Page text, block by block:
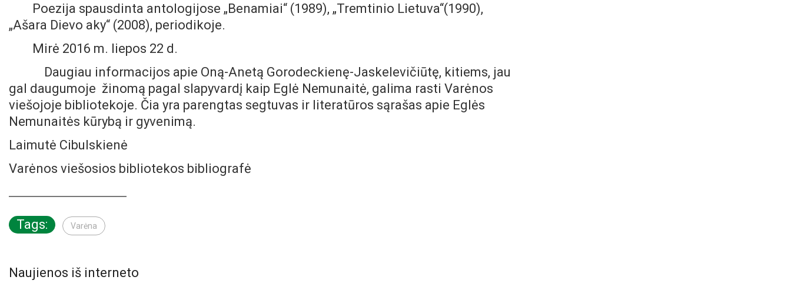
Poezija spausdinta antologijose „Benamiai“ (1989), „Tremtinio Lietuva“(1990),
„Ašara Dievo aky“ (2008), periodikoje.
Mirė 2016 m. liepos 22 d.
Daugiau informacijos apie Oną-Anetą Gorodeckienę-Jaskelevičiūtę, kitiems, jau
gal daugumoje žinomą pagal slapyvardį kaip Eglė Nemunaitė, galima rasti Varėnos
viešojoje bibliotekoje. Čia yra parengtas segtuvas ir literatūros sąrašas apie Eglės
Nemunaitės kūrybą ir gyvenimą.
Laimutė Cibulskienė
Varėnos viešosios bibliotekos bibliografė
Tags: Varėna
Naujienos iš interneto